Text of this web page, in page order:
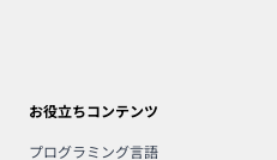
お役立ちコンテンツ
プログラミング言語